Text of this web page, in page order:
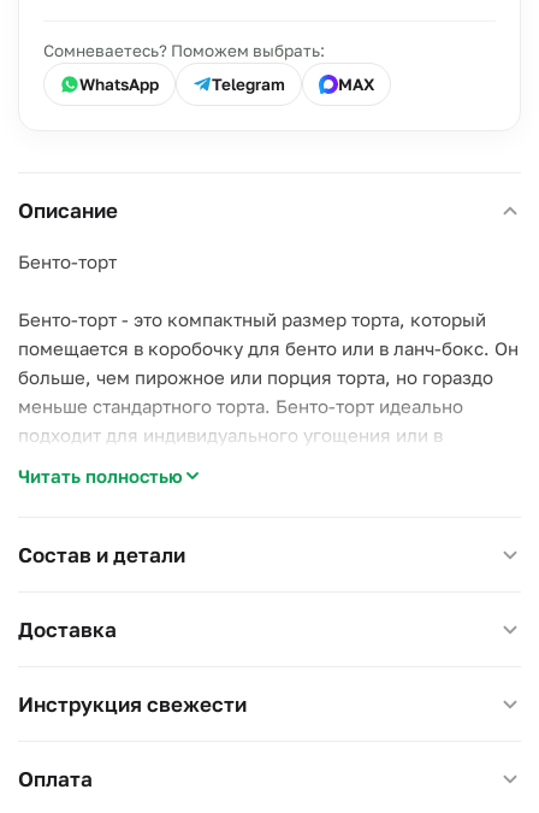
Сомневаетесь? Поможем выбрать:
WhatsApp
Telegram MAX
Описание
Бенто-торт
Бенто-торт - это компактный размер торта, который
помещается в коробочку для бенто или в ланч-бокс. Он
больше, чем пирожное или порция торта, но гораздо
меньше стандартного торта. Бенто-торт идеально
подходит для индивидуального угощения или в
специальную упаковку. На торте можно сделать любую
пожалуйста, укажите в примечании. Стандартно торт
будет доставлен с надписью "Happy Birthday" как на
Читать полностью
Состав и детали
Доставка
Инструкция свежести
Оплата